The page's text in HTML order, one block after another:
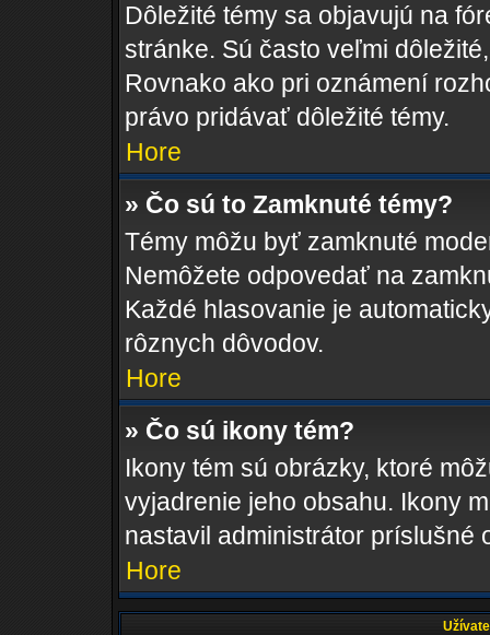
Dôležité témy sa objavujú na
stránke. Sú často veľmi
Rovnako ako pri oznámení
právo pridávať dôležité témy.
Hore
» Čo sú to Zamknuté témy?
Témy môžu byť zamknuté
Nemôžete odpovedať na
Každé hlasovanie je
rôznych dôvodov.
Hore
» Čo sú ikony tém?
Ikony tém sú obrázky, ktoré
vyjadrenie jeho obsahu. Ikony
nastavil administrátor príslušné
Hore